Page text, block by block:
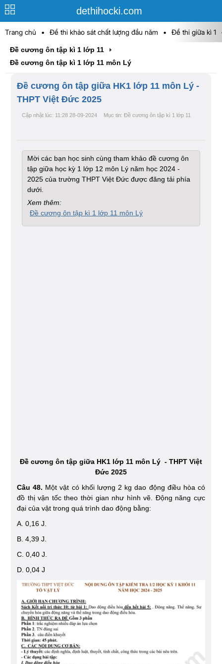
dethihocki.com
Trang chủ • Đề thi khảo sát chất lượng đầu năm • Đề thi giữa kì 1
Đề cương ôn tập kì 1 lớp 11
Đề cương ôn tập kì 1 lớp 11 môn Lý
Đề cương ôn tập giữa HK1 lớp 11 môn Lý -
THPT Việt Đức 2025
Cập nhật lúc: 11:28 28-09-2024 Mục tin: Đề cương ôn tập kì 1 lớp 11
Mời các bạn học sinh cùng tham khảo đề cương ôn
tập giữa học kỳ 1 lớp 12 môn Lý năm học 2024 -
2025 của trường THPT Việt Đức được đăng tải phía
dưới.
Xem thêm:
Đề cương ôn tập kì 1 lớp 11 môn Lý
Đề cương ôn tập giữa HK1 lớp 11 môn Lý - THPT Việt
Đức 2025
Câu 48. Một vật có khối lượng 2 kg dao động điều hòa có
đồ thị vận tốc theo thời gian như hình vẽ. Động năng cực
đại của vật trong quá trình dao động bằng:
A. 0,16 J.
B. 4,39 J.
C. 0,40 J.
D. 0,04 J